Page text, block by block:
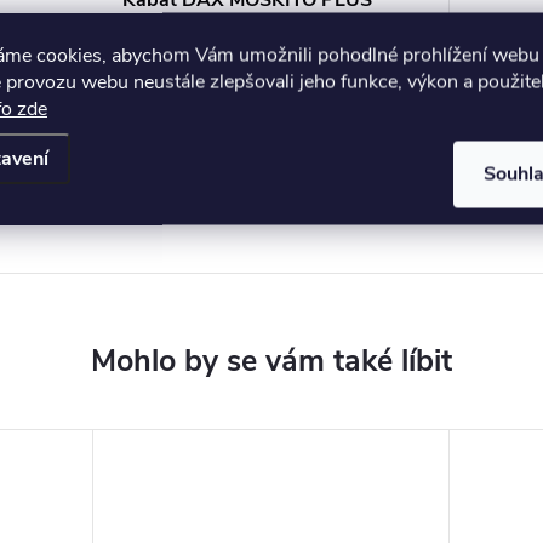
cookies, abychom Vám umožnili pohodlné prohlížení
provozu webu neustále zlepšovali jeho funkce, výkon a
zde
od 2 890 Kč
ZOBRAZIT